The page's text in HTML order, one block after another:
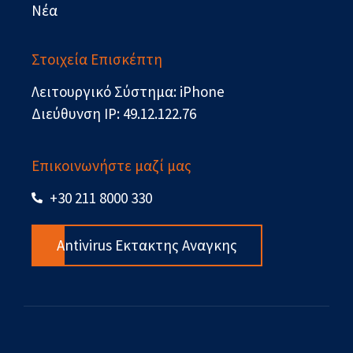
Νέα
Στοιχεία Επισκέπτη
Λειτουργικό Σύστημα: iPhone
Διεύθυνση IP: 49.12.122.76
Επικοινωνήστε μαζί μας
+30 211 8000 330
Antivirus Εκτακτης Αναγκης